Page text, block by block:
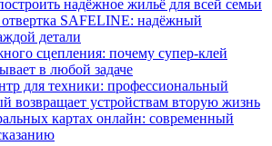
надёжное жильё для всей семьи
SAFELINE: надёжный
детали
сцепления: почему супер‑клей
в любой задаче
для техники: профессиональный
возвращает устройствам вторую жизнь
картах онлайн: современный